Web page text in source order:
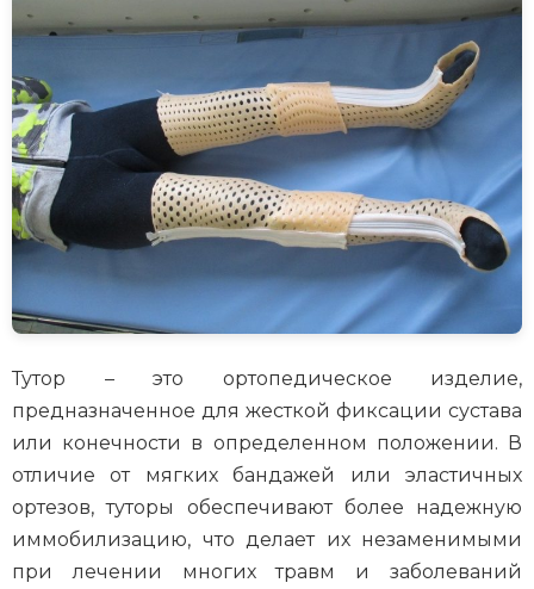
Тутор – это ортопедическое изделие,
предназначенное для жесткой фиксации сустава
или конечности в определенном положении. В
отличие от мягких бандажей или эластичных
ортезов, туторы обеспечивают более надежную
иммобилизацию, что делает их незаменимыми
при лечении многих травм и заболеваний